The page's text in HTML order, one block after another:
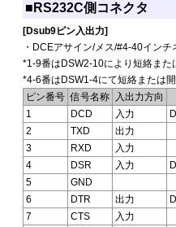
■RS232C側コネクタ
[Dsub9ピン入出力]
・DCEアサイン/メス/#4-40インチ
*1-9番はDSW2-10により短絡また
*4-6番はDSW1-4にて短絡または開
ピン番号 信号名称
入出力方向
1
DCD 入力
2
TXD
出力
3
RXD
入力
4
DSR 入力
5
GND
6
DTR 出力
7
CTS
入力